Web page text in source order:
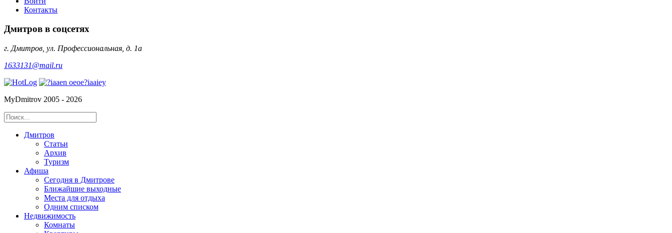
Контакты
Дмитров в соцсетях
г. Дмитров, ул. Профессиональная, д. 1а
1633131@mail.ru
MyDmitrov 2005 - 2026
Дмитров
Статьи
Архив
Туризм
Афиша
Сегодня в Дмитрове
Ближайшие выходные
Места для отдыха
Одним списком
Недвижимость
Комнаты